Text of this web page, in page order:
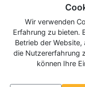
Wir verwenden
Erfahrung zu bieten.
Betrieb der Website,
die Nutzererfahrung
können Ihre